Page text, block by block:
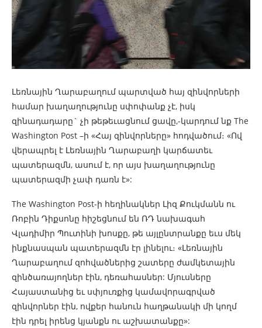
Լեռնային Ղարաբաղում պարտված հայ զինվորների
համար խաղաղությունը սփոփանք չէ, իսկ
զինադադարը` չի թեթեւացնում ցավը,-կարդում նք The
Washington Post –ի «Հայ զինվորները» հոդվածում։ «Ով
վերապրել է Լեռնային Ղարաբաղի կարճատեւ
պատերազմն, ասում է, որ այս խաղաղությունը
պատերազմի չափ դառն է»:
The Washington Post-ի հեղինակներ Լիզ Քուկմանն ու
Ռոբին Դիքսոնը հիշեցնում են ՌԴ նախագահ
Վլադիմիր Պուտինի խոսքը, թե այլընտրանքը եւս մեկ
ինքնասպան պատերազմն էր լինելու։ «Լեռնային
Ղարաբաղում զոհվածներից շատերը ժամկետային
զինծառայողներ էին, դեռահասներ: Մյուսները
Հայաստանից եւ սփյուռքից կամավորագրված
զինվորներ էին, ովքեր հանուն հաղթանակի մի կողմ
էին դրել իրենց կյանքն ու աշխատանքը»: